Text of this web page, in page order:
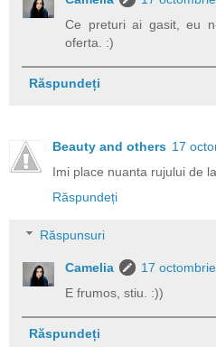
Ce preturi ai gasit, eu
oferta. :)
Răspundeți
Beauty and others 17
Imi place nuanta rujului de
Răspundeți
Răspunsuri
Camelia
17
E frumos, stiu. :))
Răspundeți